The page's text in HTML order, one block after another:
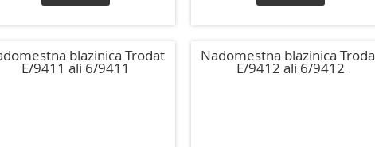
blazinica Trodat
E/9411 ali 6/9411
Nadomestna blazinica
E/9412 ali 6/9412